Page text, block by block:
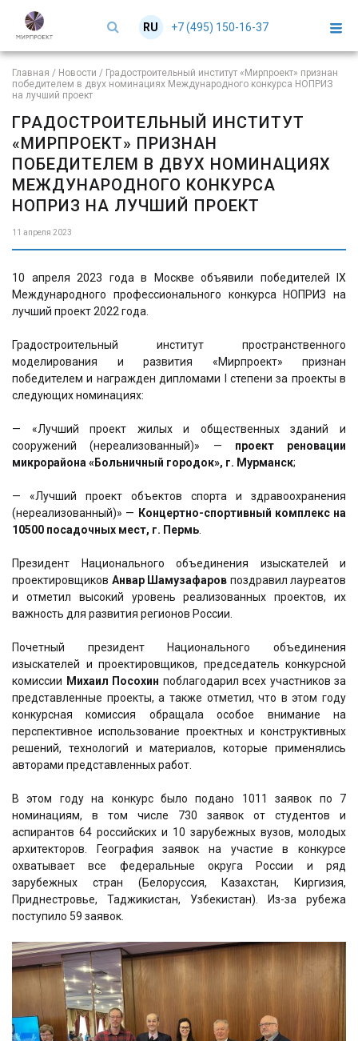
EN
RU +7 (495) 150-16-37
Главная / Новости / Градостроительный институт «Мирпроект» признан
победителем в двух номинациях Международного конкурса НОПРИЗ
на лучший проект
ГРАДОСТРОИТЕЛЬНЫЙ ИНСТИТУТ
«МИРПРОЕКТ» ПРИЗНАН
ПОБЕДИТЕЛЕМ В ДВУХ НОМИНАЦИЯХ
МЕЖДУНАРОДНОГО КОНКУРСА
НОПРИЗ НА ЛУЧШИЙ ПРОЕКТ
11 апреля 2023
10 апреля 2023 года в Москве объявили победителей IX
Международного профессионального конкурса НОПРИЗ на
лучший проект 2022 года.
Градостроительный институт пространственного
моделирования и развития «Мирпроект» признан
победителем и награжден дипломами I степени за проекты в
следующих номинациях:
— «Лучший проект жилых и общественных зданий и
сооружений (нереализованный)» — проект реновации
микрорайона «Больничный городок», г. Мурманск;
— «Лучший проект объектов спорта и здравоохранения
(нереализованный)» — Концертно-спортивный комплекс на
10500 посадочных мест, г. Пермь.
Президент Национального объединения изыскателей и
проектировщиков Анвар Шамузафаров поздравил лауреатов
и отметил высокий уровень реализованных проектов, их
важность для развития регионов России.
Почетный президент Национального объединения
изыскателей и проектировщиков, председатель конкурсной
комиссии Михаил Посохин поблагодарил всех участников за
представленные проекты, а также отметил, что в этом году
конкурсная комиссия обращала особое внимание на
перспективное использование проектных и конструктивных
решений, технологий и материалов, которые применялись
авторами представленных работ.
В этом году на конкурс было подано 1011 заявок по 7
номинациям, в том числе 730 заявок от студентов и
аспирантов 64 российских и 10 зарубежных вузов, молодых
архитекторов. География заявок на участие в конкурсе
охватывает все федеральные округа России и ряд
зарубежных стран (Белоруссия, Казахстан, Киргизия,
Приднестровье, Таджикистан, Узбекистан). Из-за рубежа
поступило 59 заявок.